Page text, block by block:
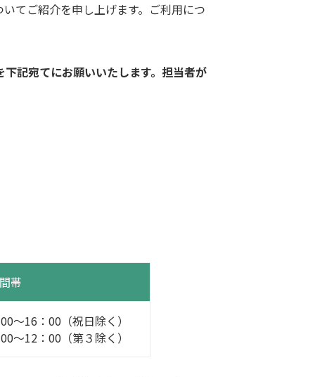
てご紹介を申し上げます。ご利用につ
記宛てにお願いいたします。担当者が
帯
～16：00（祝日除く）
：00（第３除く）